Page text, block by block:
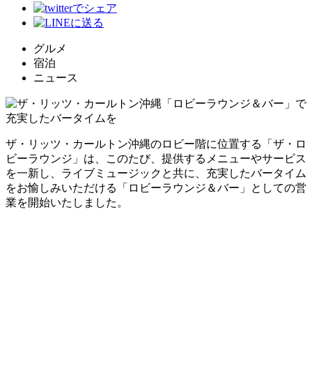
グルメ
宿泊
ニュース
ザ・リッツ・カールトン沖縄のロビー階に位置する「ザ・ロ
ビーラウンジ」は、このたび、提供するメニューやサービス
を一新し、ライブミュージックと共に、充実したバータイム
をお愉しみいただける「ロビーラウンジ＆バー」としての営
業を開始いたしました。